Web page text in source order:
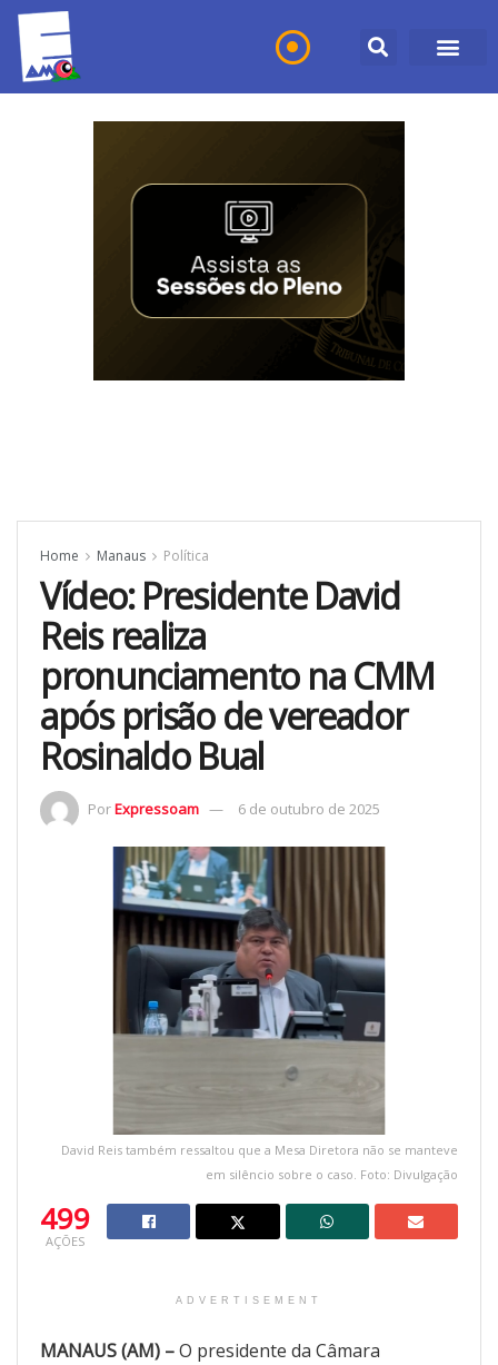
Home Manaus Política
Vídeo: Presidente David
Reis realiza
pronunciamento na CMM
após prisão de vereador
Rosinaldo Bual
PorExpressoam 6 de outubro de 2025
David Reis também ressaltou que a Mesa Diretora não se manteve
em silêncio sobre o caso. Foto: Divulgação
499
AÇÕES
ADVERTISEMENT
MANAUS (AM) –O presidente da Câmara